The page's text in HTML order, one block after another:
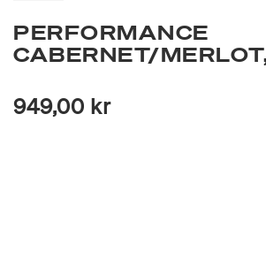
PERFORMANCE
CABERNET/
949,00 kr